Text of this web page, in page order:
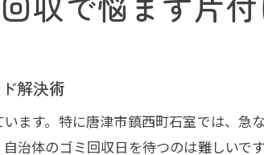
不用品回収業者の信頼性を見分
不用品回収でトラブル防止の
古物商許可証を確認する大切
解決術
ます。特に唐津市鎮西町石室では、
治体のゴミ回収日を待つのは難しい